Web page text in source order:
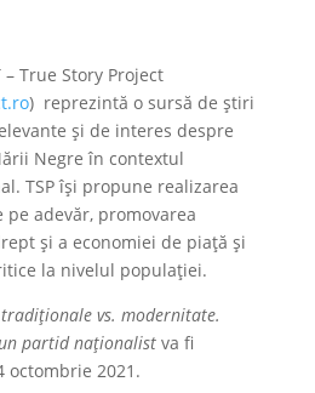
– True Story Project
) reprezintă o sursă de știri
și de interes despre
Negre în contextul
TSP își propune realizarea
adevăr, promovarea
și a economiei de piață și
la nivelul populației.
vs. modernitate.
partid naționalist va fi
octombrie 2021.